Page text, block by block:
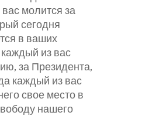
молится за
сегодня
в ваших
из вас
за Президента,
каждый из вас
свое место в
нашего